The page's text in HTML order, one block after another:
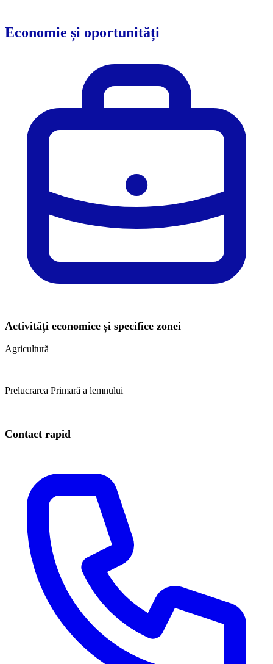
Economie și oportunități
Activități economice și specifice zonei
Agricultură
Prelucrarea Primară a lemnului
Contact rapid